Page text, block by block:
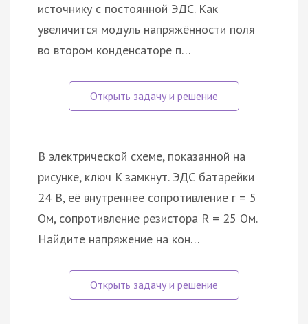
источнику с постоянной ЭДС. Как
увеличится модуль напряжённости поля
во втором конденсаторе п…
В электрической схеме, показанной на
рисунке, ключ K замкнут. ЭДС батарейки
24 В, её внутреннее сопротивление r = 5
Ом, сопротивление резистора R = 25 Ом.
Найдите напряжение на кон…